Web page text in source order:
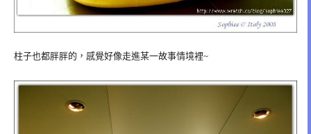
柱子也都胖胖的，感覺好像走進某一故事情境裡~